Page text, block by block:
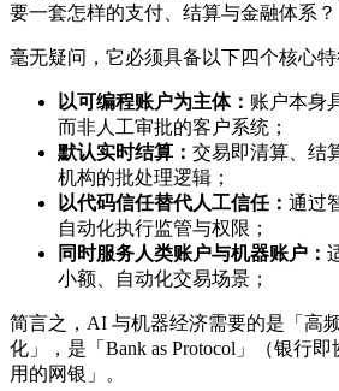
要一套怎样的支付、结算与金融体系？
毫无疑问，它必须具备以下四个核心特
以可编程账户为主体： 账户本身
而非人工审批的客户系统；
默认实时结算： 交易即清算、结
机构的批处理逻辑；
以代码信任替代人工信任： 通过
自动化执行监管与权限；
同时服务人类账户与机器账户：
小额、自动化交易场景；
简言之，AI 与机器经济需要的是「高
化」，是「Bank as Protocol」（银行
用的网银」。